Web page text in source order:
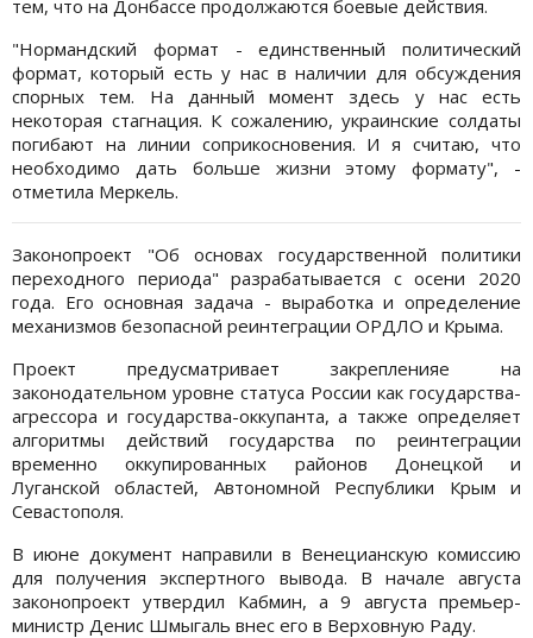
тем, что на Донбассе продолжаются боевые действия.
"Нормандский формат - единственный политический
формат, который есть у нас в наличии для обсуждения
спорных тем. На данный момент здесь у нас есть
некоторая стагнация. К сожалению, украинские солдаты
погибают на линии соприкосновения. И я считаю, что
необходимо дать больше жизни этому формату", -
отметила Меркель.
Законопроект "Об основах государственной политики
переходного периода" разрабатывается с осени 2020
года. Его основная задача - выработка и определение
механизмов безопасной реинтеграции ОРДЛО и Крыма.
Проект предусматривает закрепленияе на
законодательном уровне статуса России как государства-
агрессора и государства-оккупанта, а также определяет
алгоритмы действий государства по реинтеграции
временно оккупированных районов Донецкой и
Луганской областей, Автономной Республики Крым и
Севастополя.
В июне документ направили в Венецианскую комиссию
для получения экспертного вывода. В начале августа
законопроект утвердил Кабмин, а 9 августа премьер-
министр Денис Шмыгаль внес его в Верховную Раду.